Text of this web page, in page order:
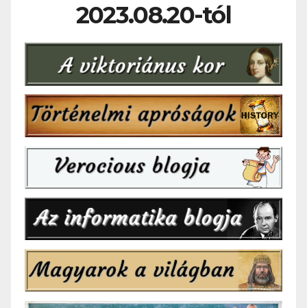
2023.08.20-tól